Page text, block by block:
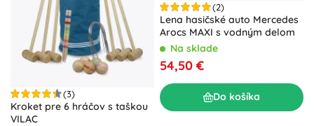
(3)
Kroket pre 6 hráčov s taškou
VILAC
(2)
Lena hasičské auto Mercedes
Arocs MAXI s vodným delom
Na sklade
54,50 €
Do košíka